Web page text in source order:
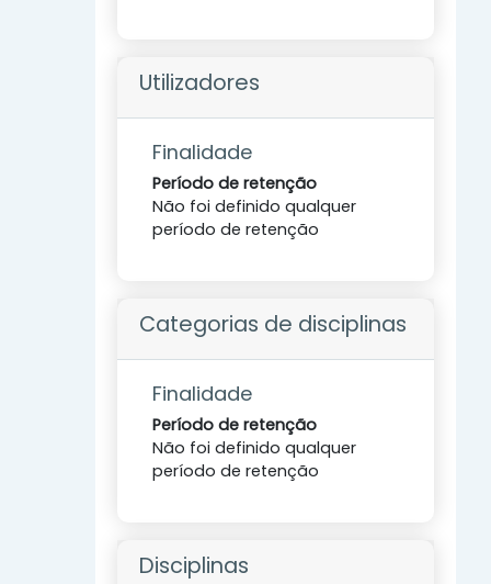
Utilizadores
Finalidade
Período de retenção
Não foi definido qualquer
período de retenção
Categorias de disciplinas
Finalidade
Período de retenção
Não foi definido qualquer
período de retenção
Disciplinas